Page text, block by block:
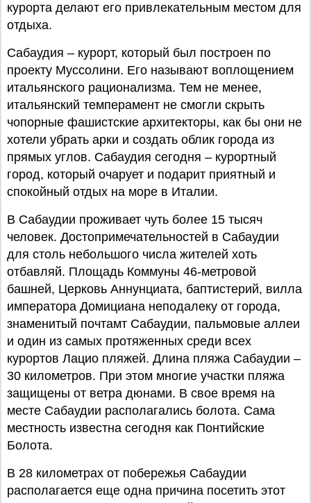
курорта делают его привлекательным местом для
отдыха.
Сабаудия – курорт, который был построен по
проекту Муссолини. Его называют воплощением
итальянского рационализма. Тем не менее,
итальянский темперамент не смогли скрыть
чопорные фашистские архитекторы, как бы они не
хотели убрать арки и создать облик города из
прямых углов. Сабаудия сегодня – курортный
город, который очарует и подарит приятный и
спокойный отдых на море в Италии.
В Сабаудии проживает чуть более 15 тысяч
человек. Достопримечательностей в Сабаудии
для столь небольшого числа жителей хоть
отбавляй. Площадь Коммуны 46-метровой
башней, Церковь Аннунциата, баптистерий, вилла
императора Домициана неподалеку от города,
знаменитый почтамт Сабаудии, пальмовые аллеи
и один из самых протяженных среди всех
курортов Лацио пляжей. Длина пляжа Сабаудии –
30 километров. При этом многие участки пляжа
защищены от ветра дюнами. В свое время на
месте Сабаудии располагались болота. Сама
местность известна сегодня как Понтийские
Болота.
В 28 километрах от побережья Сабаудии
располагается еще одна причина посетить этот